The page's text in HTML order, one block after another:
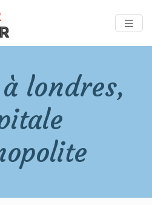
londres,